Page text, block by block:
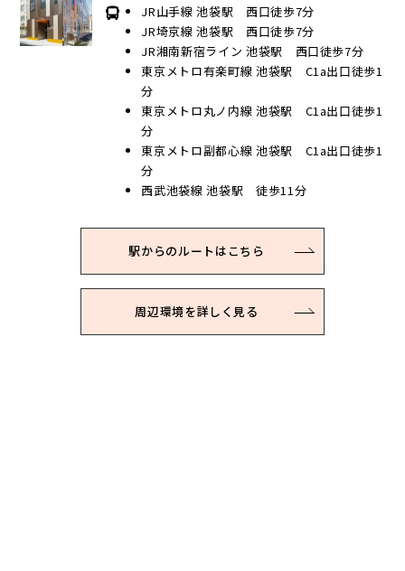
JR山手線 池袋駅 西口徒歩7分
JR埼京線 池袋駅 西口徒歩7分
JR湘南新宿ライン 池袋駅 西口徒歩7分
東京メトロ有楽町線 池袋駅 C1a出口徒歩1
分
東京メトロ丸ノ内線 池袋駅 C1a出口徒歩1
分
東京メトロ副都心線 池袋駅 C1a出口徒歩1
分
西武池袋線 池袋駅 徒歩11分
駅からのルートはこちら
周辺環境を詳しく見る